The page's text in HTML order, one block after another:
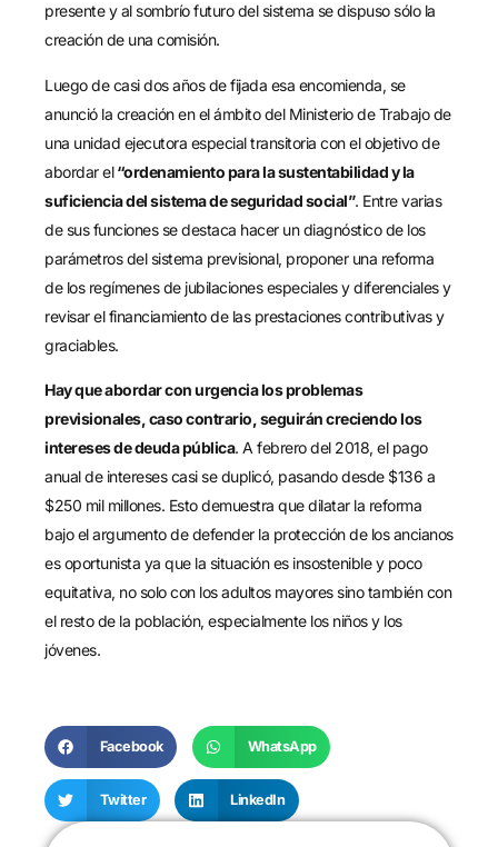
presente y al sombrío futuro del sistema se dispuso sólo la
creación de una comisión.
Luego de casi dos años de fijada esa encomienda, se
anunció la creación en el ámbito del Ministerio de Trabajo de
una unidad ejecutora especial transitoria con el objetivo de
abordar el“ordenamiento para la sustentabilidad y la
suficiencia del sistema de seguridad social”. Entre varias
de sus funciones se destaca hacer un diagnóstico de los
parámetros del sistema previsional, proponer una reforma
de los regímenes de jubilaciones especiales y diferenciales y
revisar el financiamiento de las prestaciones contributivas y
graciables.
Hay que abordar con urgencia los problemas
previsionales, caso contrario, seguirán creciendo los
intereses de deuda pública. A febrero del 2018, el pago
anual de intereses casi se duplicó, pasando desde $136 a
$250 mil millones. Esto demuestra que dilatar la reforma
bajo el argumento de defender la protección de los ancianos
es oportunista ya que la situación es insostenible y poco
equitativa, no solo con los adultos mayores sino también con
el resto de la población, especialmente los niños y los
jóvenes.
Facebook WhatsApp
Twitter LinkedIn